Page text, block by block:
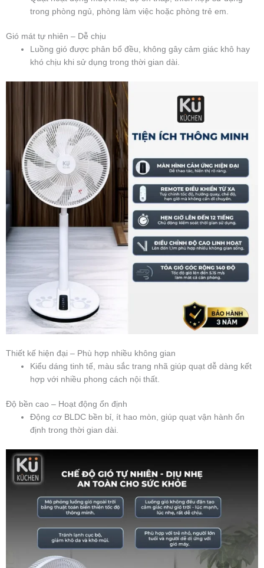
trong phòng ngủ, phòng làm việc hoặc phòng trẻ em.
Gió mát tự nhiên – Dễ chịu
Luồng gió được phân bổ đều, không gây cảm giác khô hay
khó chịu khi sử dụng trong thời gian dài.
Thiết kế hiện đại – Phù hợp nhiều không gian
Kiểu dáng tinh tế, màu sắc trang nhã giúp quạt dễ dàng kết
hợp với nhiều phong cách nội thất.
Độ bền cao – Hoạt động ổn định
Động cơ BLDC bền bỉ, ít hao mòn, giúp quạt vận hành ổn
định trong thời gian dài.